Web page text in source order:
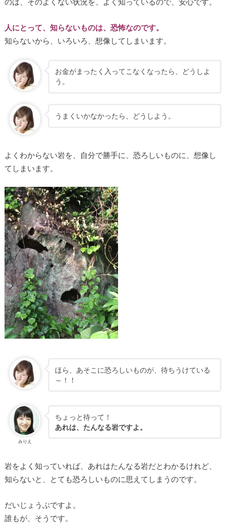
人にとって、知らないものは、恐怖なのです。
知らないから、いろいろ、想像してしまいます。
お金がまったく入ってこなくなったら、どうしよ
う。
うまくいかなかったら、どうしよう。
よくわからない岩を、自分で勝手に、恐ろしいものに、想像し
てしまいます。
ほら、あそこに恐ろしいものが、待ちうけている
～！！
みりえ
ちょっと待って！
あれは、たんなる岩ですよ。
岩をよく知っていれば、あれはたんなる岩だとわかるけれど、
知らないと、とても恐ろしいものに思えてしまうのです。
だいじょうぶですよ。
誰もが、そうです。